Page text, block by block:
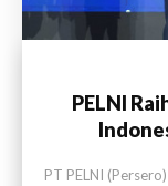
PELNI
PT PELNI